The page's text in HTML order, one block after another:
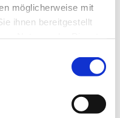
möglicherweise mit
ihnen bereitgestellt